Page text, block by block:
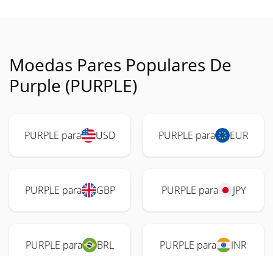
Moedas Pares Populares De
Purple (PURPLE)
PURPLE para USD PURPLE para EUR
PURPLE para GBP PURPLE para JPY
PURPLE para BRL PURPLE para INR